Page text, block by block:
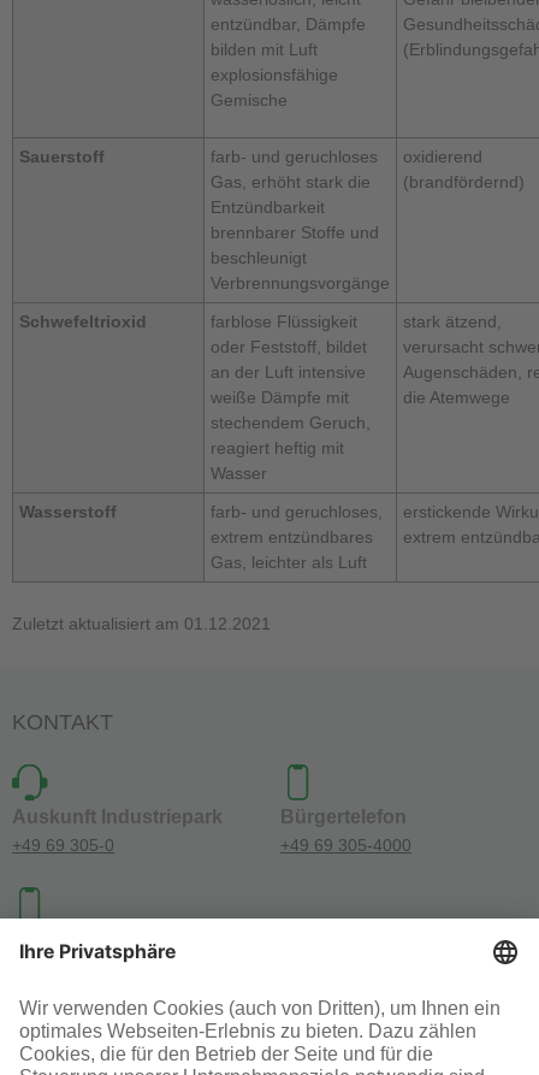
entzündbar, Dämpfe
bilden mit Luft
explosionsfähige
Gemische
Sauerstoff
farb- und geruchloses
Gas, erhöht stark die
Entzündbarkeit
brennbarer Stoffe und
beschleunigt
Verbrennungsvorgänge
oxidierend
(brandfördernd)
Schwefeltrioxid
farblose Flüssigkeit
oder Feststoff, bildet
an der Luft intensive
weiße Dämpfe mit
stechendem Geruch,
reagiert heftig mit
Wasser
stark ätzend,
verursacht
Augenschäden,
die Atemwege
Wasserstoff
farb- und geruchloses,
extrem entzündbares
Gas, leichter als Luft
erstickende
extrem
Zuletzt aktualisiert am 01.12.2021
KONTAKT
Auskunft Industriepark
+49 69 305-0
Bürgertelefon
+49 69 305-4000
Investoren-Kontakt
+49 69 305-46300
SOCIAL MEDIA